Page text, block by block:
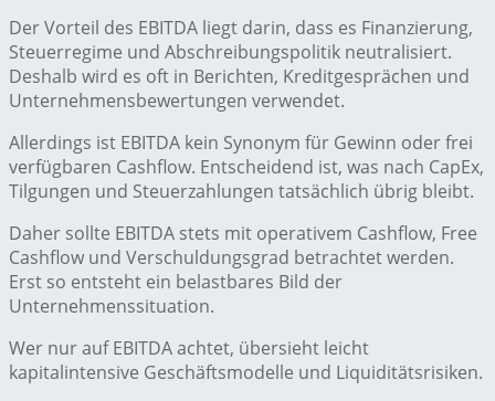
Der Vorteil des EBITDA liegt darin, dass es Finanzierung,
Steuerregime und Abschreibungspolitik neutralisiert.
Deshalb wird es oft in Berichten, Kreditgesprächen und
Unternehmensbewertungen verwendet.
Allerdings ist EBITDA kein Synonym für Gewinn oder frei
verfügbaren Cashflow. Entscheidend ist, was nach CapEx,
Tilgungen und Steuerzahlungen tatsächlich übrig bleibt.
Daher sollte EBITDA stets mit operativem Cashflow, Free
Cashflow und Verschuldungsgrad betrachtet werden.
Erst so entsteht ein belastbares Bild der
Unternehmenssituation.
Wer nur auf EBITDA achtet, übersieht leicht
kapitalintensive Geschäftsmodelle und Liquiditätsrisiken.